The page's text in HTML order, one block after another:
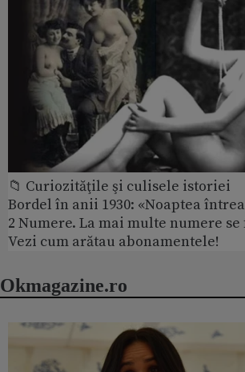
📁 Curiozităţile şi culisele istoriei
Bordel în anii 1930: «Noaptea
2 Numere. La mai multe numere se
Vezi cum arătau abonamentele!
Okmagazine.ro